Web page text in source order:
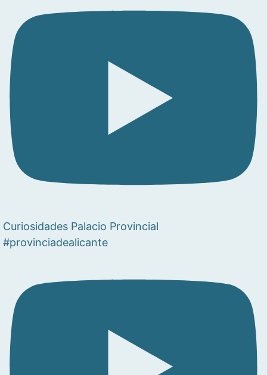
Curiosidades Palacio Provincial
#provinciadealicante